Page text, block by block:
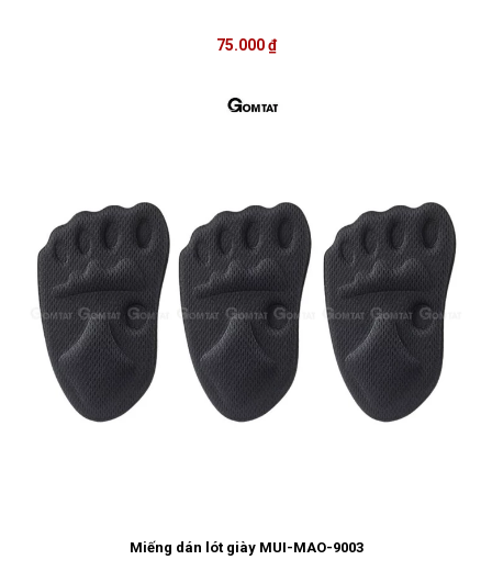
75.000 ₫
Miếng dán lót giày MUI-MAO-9003